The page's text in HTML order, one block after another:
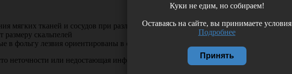
мягких тканей и сосудов при различных хирургических операциях
размеру скальпелей
фольгу лезвия ориентированы в одну сторону и уложены в транспортную тару
неточности или недостающая информация. Если вы заметили такую проблему —
Куки не едим, но собираем!
Оставаясь на сайте, вы принимаете условия
Подробнее
Принять